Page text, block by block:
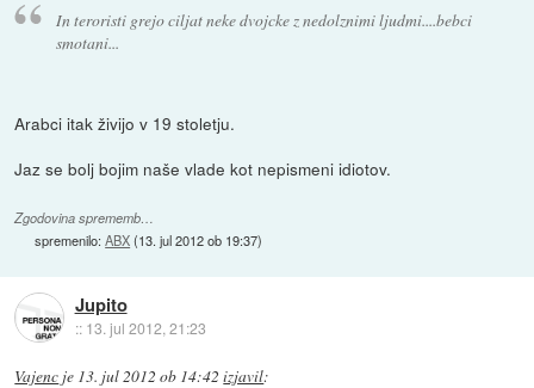
In teroristi grejo ciljat neke dvojcke z nedolznimi ljudmi....bebci
smotani...
Arabci itak živijo v 19 stoletju.
Jaz se bolj bojim naše vlade kot nepismeni idiotov.
Zgodovina sprememb…
spremenilo:ABX(13. jul 2012 ob 19:37)
Jupito
:: 13. jul 2012, 21:23
Vajenc je 13. jul 2012 ob 14:42 izjavil: